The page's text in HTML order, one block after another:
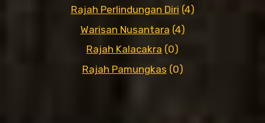
Rajah Perlindungan Diri (4)
Warisan Nusantara (4)
Rajah Kalacakra (0)
Rajah Pamungkas (0)